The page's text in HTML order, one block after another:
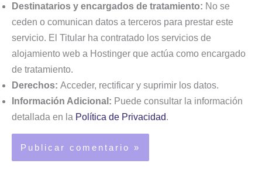
Destinatarios y encargados de tratamiento: No se
ceden o comunican datos a terceros para prestar este
servicio. El Titular ha contratado los servicios de
alojamiento web a Hostinger que actúa como encargado
de tratamiento.
Derechos: Acceder, rectificar y suprimir los datos.
Información Adicional: Puede consultar la información
detallada en la Política de Privacidad.